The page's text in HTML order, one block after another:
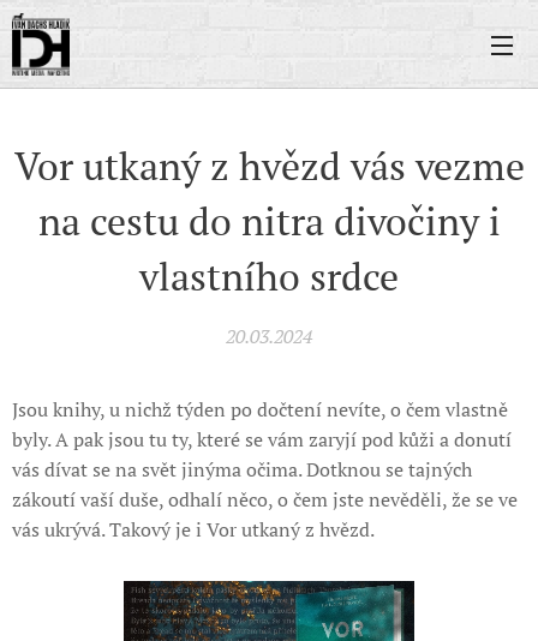
Vor utkaný z hvězd vás vezme
na cestu do nitra divočiny i
vlastního srdce
20.03.2024
Jsou knihy, u nichž týden po dočtení nevíte, o čem vlastně
byly. A pak jsou tu ty, které se vám zaryjí pod kůži a donutí
vás dívat se na svět jinýma očima. Dotknou se tajných
zákoutí vaší duše, odhalí něco, o čem jste nevěděli, že se ve
vás ukrývá. Takový je i Vor utkaný z hvězd.